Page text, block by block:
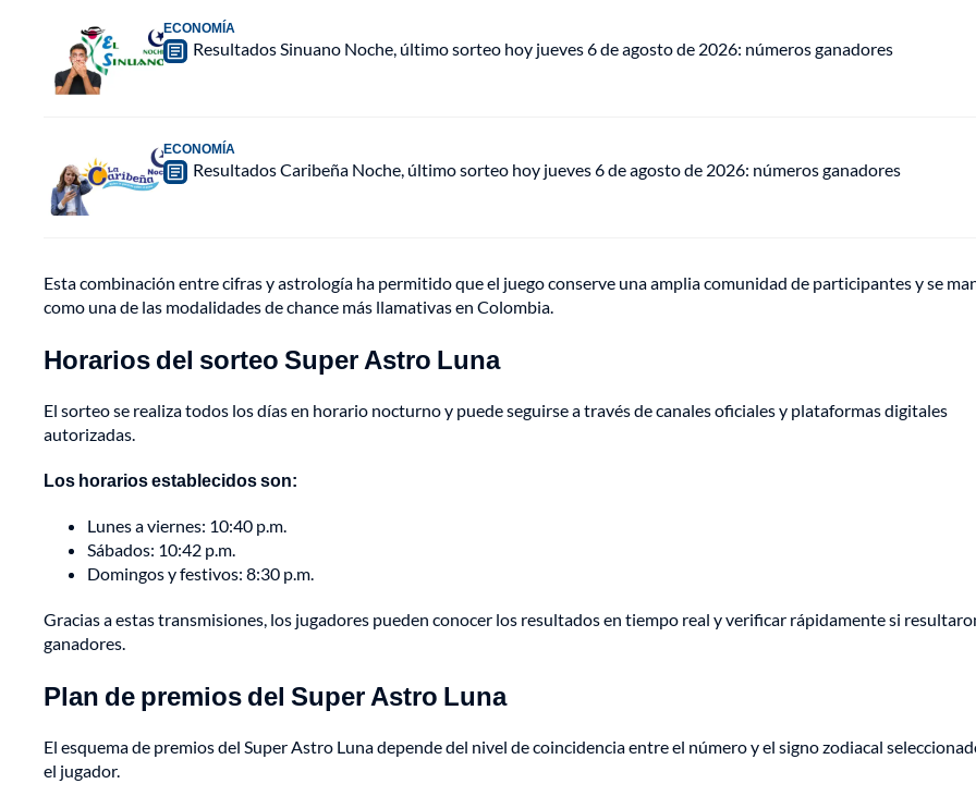
ECONOMÍA
Resultados Sinuano Noche, último sorteo hoy jueves 6 de agosto de 2026: números ganadores
ECONOMÍA
Resultados Caribeña Noche, último sorteo hoy jueves 6 de agosto de 2026: números ganadores
Esta combinación entre cifras y astrología ha permitido que el juego conserve una amplia comunidad de participantes y se
como una de las modalidades de chance más llamativas en Colombia.
Horarios del sorteo Super Astro Luna
El sorteo se realiza todos los días en horario nocturno y puede seguirse a través de canales oficiales y plataformas digitales
autorizadas.
Los horarios establecidos son:
Lunes a viernes: 10:40 p.m.
Sábados: 10:42 p.m.
Domingos y festivos: 8:30 p.m.
Gracias a estas transmisiones, los jugadores pueden conocer los resultados en tiempo real y verificar rápidamente si
ganadores.
Plan de premios del Super Astro Luna
El esquema de premios del Super Astro Luna depende del nivel de coincidencia entre el número y el signo zodiacal
el jugador.